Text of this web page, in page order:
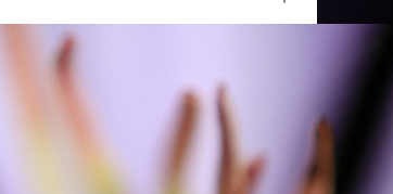
Canon
Canon EOS 40D
/